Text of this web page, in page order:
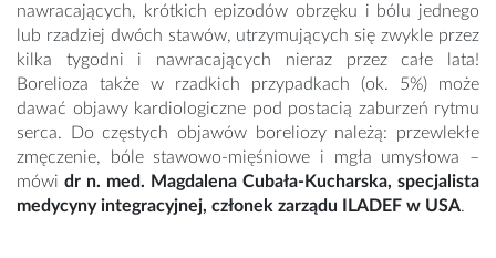
nawracających, krótkich epizodów obrzęku i bólu jednego
lub rzadziej dwóch stawów, utrzymujących się zwykle przez
kilka tygodni i nawracających nieraz przez całe lata!
Borelioza także w rzadkich przypadkach (ok. 5%) może
dawać objawy kardiologiczne pod postacią zaburzeń rytmu
serca. Do częstych objawów boreliozy należą: przewlekłe
zmęczenie, bóle stawowo-mięśniowe i mgła umysłowa –
mówi dr n. med. Magdalena Cubała-Kucharska, specjalista
medycyny integracyjnej, członek zarządu ILADEF w USA.